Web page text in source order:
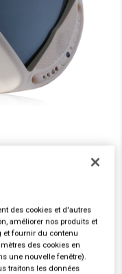
des cookies et d'autres
améliorer nos produits et
et fournir du contenu
des cookies en
une nouvelle fenêtre).
traitons les données